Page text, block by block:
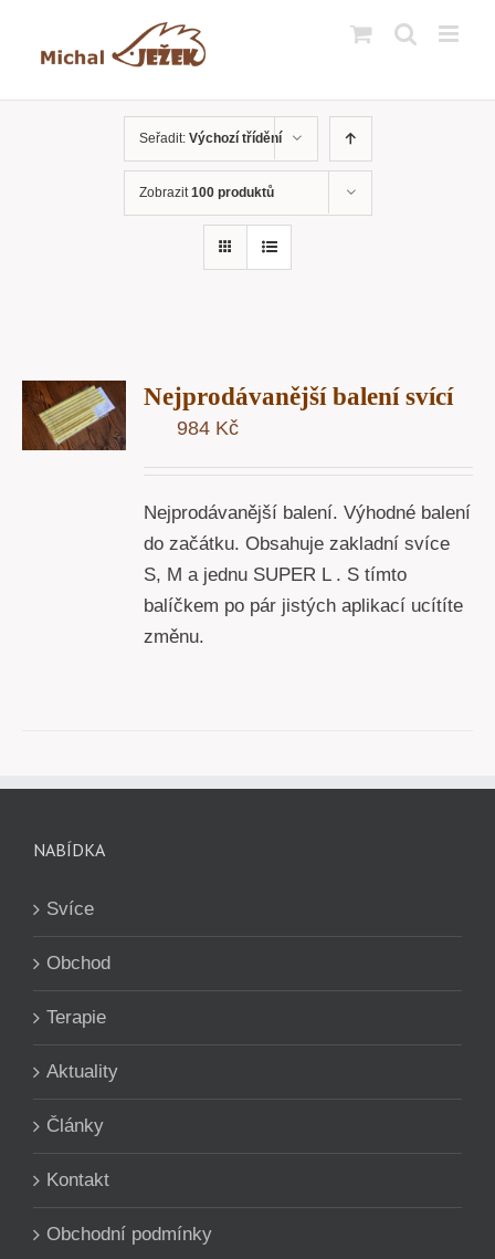
Seřadit: Výchozí třídění
Zobrazit100 produktů
Nejprodávanější balení svící
984 Kč
Nejprodávanější balení. Výhodné balení
do začátku. Obsahuje zakladní svíce
S, M a jednu SUPER L . S tímto
balíčkem po pár jistých aplikací ucítíte
změnu.
NABÍDKA
Svíce
Obchod
Terapie
Aktuality
Články
Kontakt
Obchodní podmínky